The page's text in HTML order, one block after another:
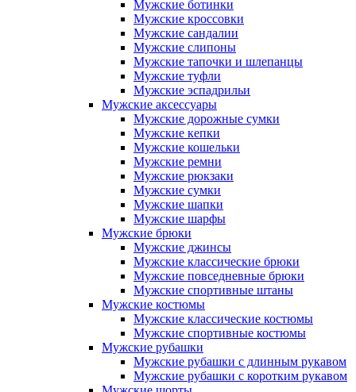
Мужские ботинки
Мужские кроссовки
Мужские сандалии
Мужские слипоны
Мужские тапочки и шлепанцы
Мужские туфли
Мужские эспадрильи
Мужские аксессуары
Мужские дорожные сумки
Мужские кепки
Мужские кошельки
Мужские ремни
Мужские рюкзаки
Мужские сумки
Мужские шапки
Мужские шарфы
Мужские брюки
Мужские джинсы
Мужские классические брюки
Мужские повседневные брюки
Мужские спортивные штаны
Мужские костюмы
Мужские классические костюмы
Мужские спортивные костюмы
Мужские рубашки
Мужские рубашки с длинным рукавом
Мужские рубашки с коротким рукавом